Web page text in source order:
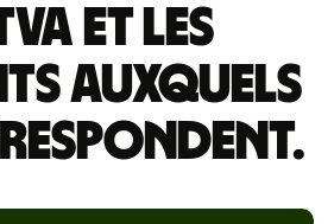
et les
auxquels